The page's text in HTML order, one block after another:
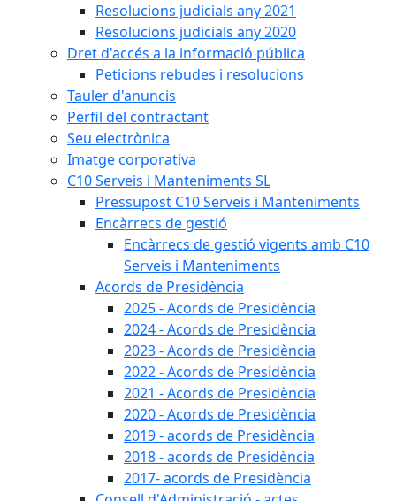
Resolucions judicials any 2021
Resolucions judicials any 2020
Dret d'accés a la informació pública
Peticions rebudes i resolucions
Tauler d'anuncis
Perfil del contractant
Seu electrònica
Imatge corporativa
C10 Serveis i Manteniments SL
Pressupost C10 Serveis i Manteniments
Encàrrecs de gestió
Encàrrecs de gestió vigents amb C10
Serveis i Manteniments
Acords de Presidència
2025 - Acords de Presidència
2024 - Acords de Presidència
2023 - Acords de Presidència
2022 - Acords de Presidència
2021 - Acords de Presidència
2020 - Acords de Presidència
2019 - acords de Presidència
2018 - acords de Presidència
2017- acords de Presidència